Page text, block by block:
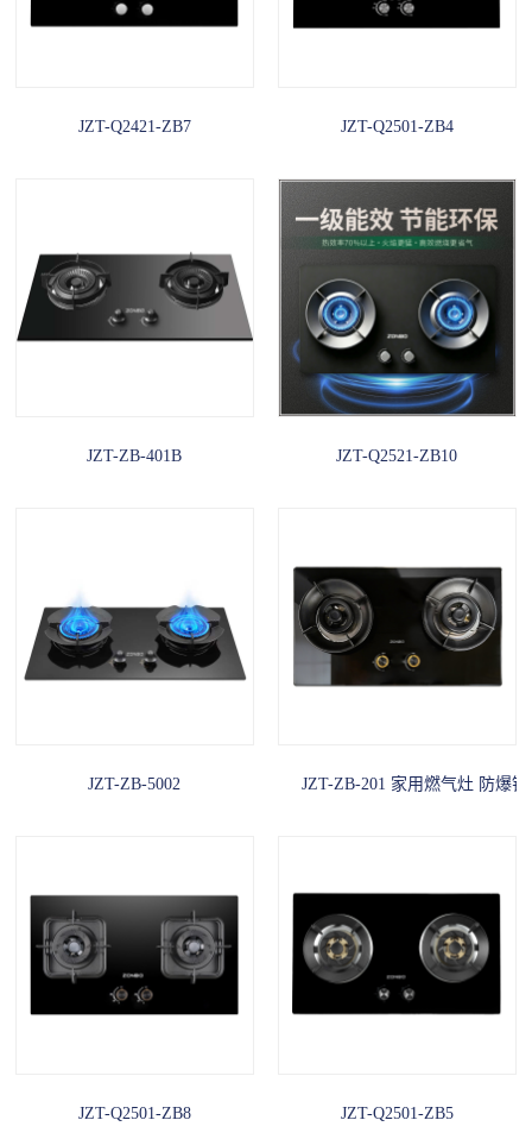
JZT-Q2421-ZB7 JZT-Q2501-ZB4
JZT-ZB-401B JZT-Q2521-ZB10
JZT-ZB-5002 JZT-ZB-201 家用燃气灶 防爆
JZT-Q2501-ZB8 JZT-Q2501-ZB5